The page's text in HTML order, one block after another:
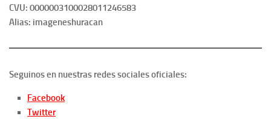
CVU: 0000003100028011246583
Alias: imageneshuracan
Seguinos en nuestras redes sociales oficiales:
Facebook
Twitter